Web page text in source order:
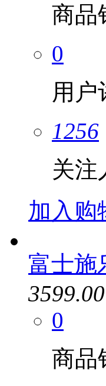
商品
0
用户
1256
关注
加入购
富士施
3599.00
0
商品